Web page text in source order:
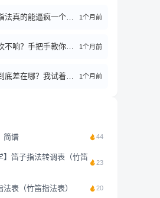
笛子转调指法真的能逼疯一个新手 1个月前
笛子突然吹不响？手把手教你简单修理小技巧 1个月前
南北笛派到底差在哪？我试着吹了三个月，终于有点感悟了 1个月前
简谱 44
】笛子指法转调表（竹笛
23
表（竹笛指法表） 20